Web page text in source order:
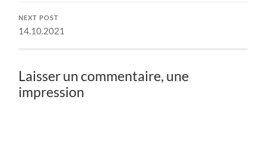
NEXT POST
14.10.2021
Laisser un commentaire, une
impression